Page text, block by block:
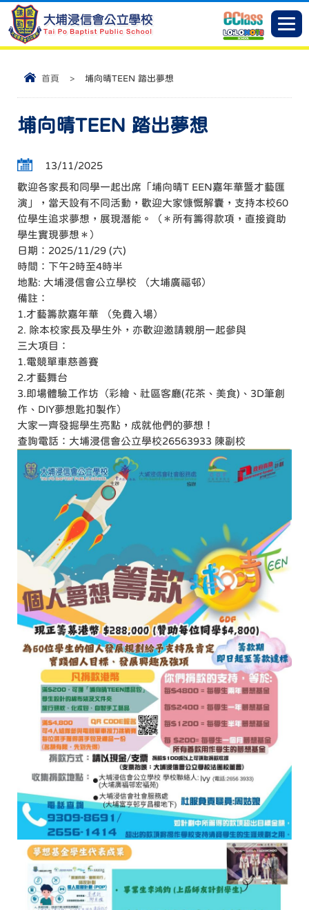
首頁 > 埔向晴TEEN 踏出夢想
埔向晴TEEN 踏出夢想
13/11/2025
歡迎各家長和同學一起出席「埔向晴T EEN嘉年華暨才藝匯
演」，當天設有不同活動，歡迎大家慷慨解囊，支持本校60
位學生追求夢想，展現潛能。（＊所有籌得款項，直接資助
學生實現夢想＊）
日期：2025/11/29 (六)
時間：下午2時至4時半
地點: 大埔浸信會公立學校 （大埔廣福邨）
備註：
1.才藝籌款嘉年華 （免費入場）
2. 除本校家長及學生外，亦歡迎邀請親朋一起參與
三大項目：
1.電競單車慈善賽
2.才藝舞台
3.即場體驗工作坊（彩繪、社區客廳(花茶、美食)、3D筆創
作、DIY夢想匙扣製作）
大家一齊發掘學生亮點，成就他們的夢想！
查詢電話：大埔浸信會公立學校26563933 陳副校